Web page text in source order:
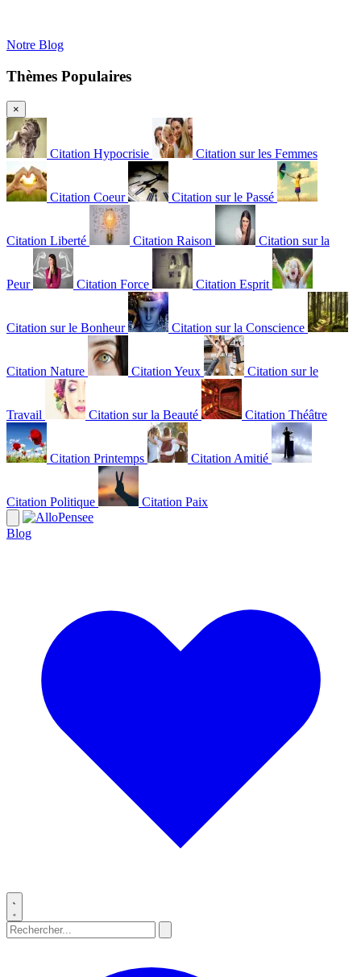
Notre Blog
Thèmes Populaires
×
Citation Hypocrisie Citation sur les Femmes
Citation Coeur Citation sur le Passé
Citation Liberté Citation Raison Citation sur la
Peur Citation Force Citation Esprit
Citation sur le Bonheur Citation sur la Conscience
Citation Nature Citation Yeux Citation sur le
Travail Citation sur la Beauté Citation Théâtre
Citation Printemps Citation Amitié
Citation Politique Citation Paix
Blog